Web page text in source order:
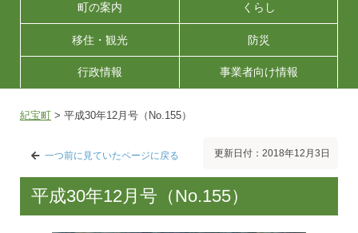
町の案内 くらし
移住・観光 防災
行政情報 事業者向け情報
紀宝町 > 平成30年12月号（No.155）
一つ前に見ていたページに戻る 更新日付：2018年12月3日
平成30年12月号（No.155）